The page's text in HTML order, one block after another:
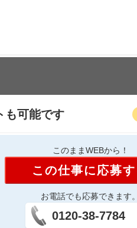
も可能です
このままWEBから！
この仕事に応募す
お電話でも応募できます。
0120-38-7784